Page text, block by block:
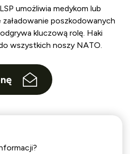
umożliwia medykom lub
poszkodowanych
kluczową rolę. Haki
wszystkich noszy NATO.